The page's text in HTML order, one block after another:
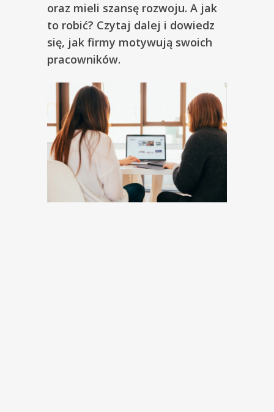
oraz mieli szansę rozwoju. A jak
to robić? Czytaj dalej i dowiedz
się, jak firmy motywują swoich
pracowników.